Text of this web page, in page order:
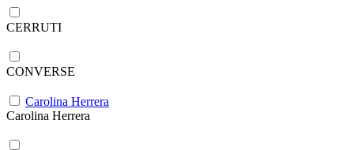
CERRUTI
CONVERSE
Carolina Herrera
Carolina Herrera